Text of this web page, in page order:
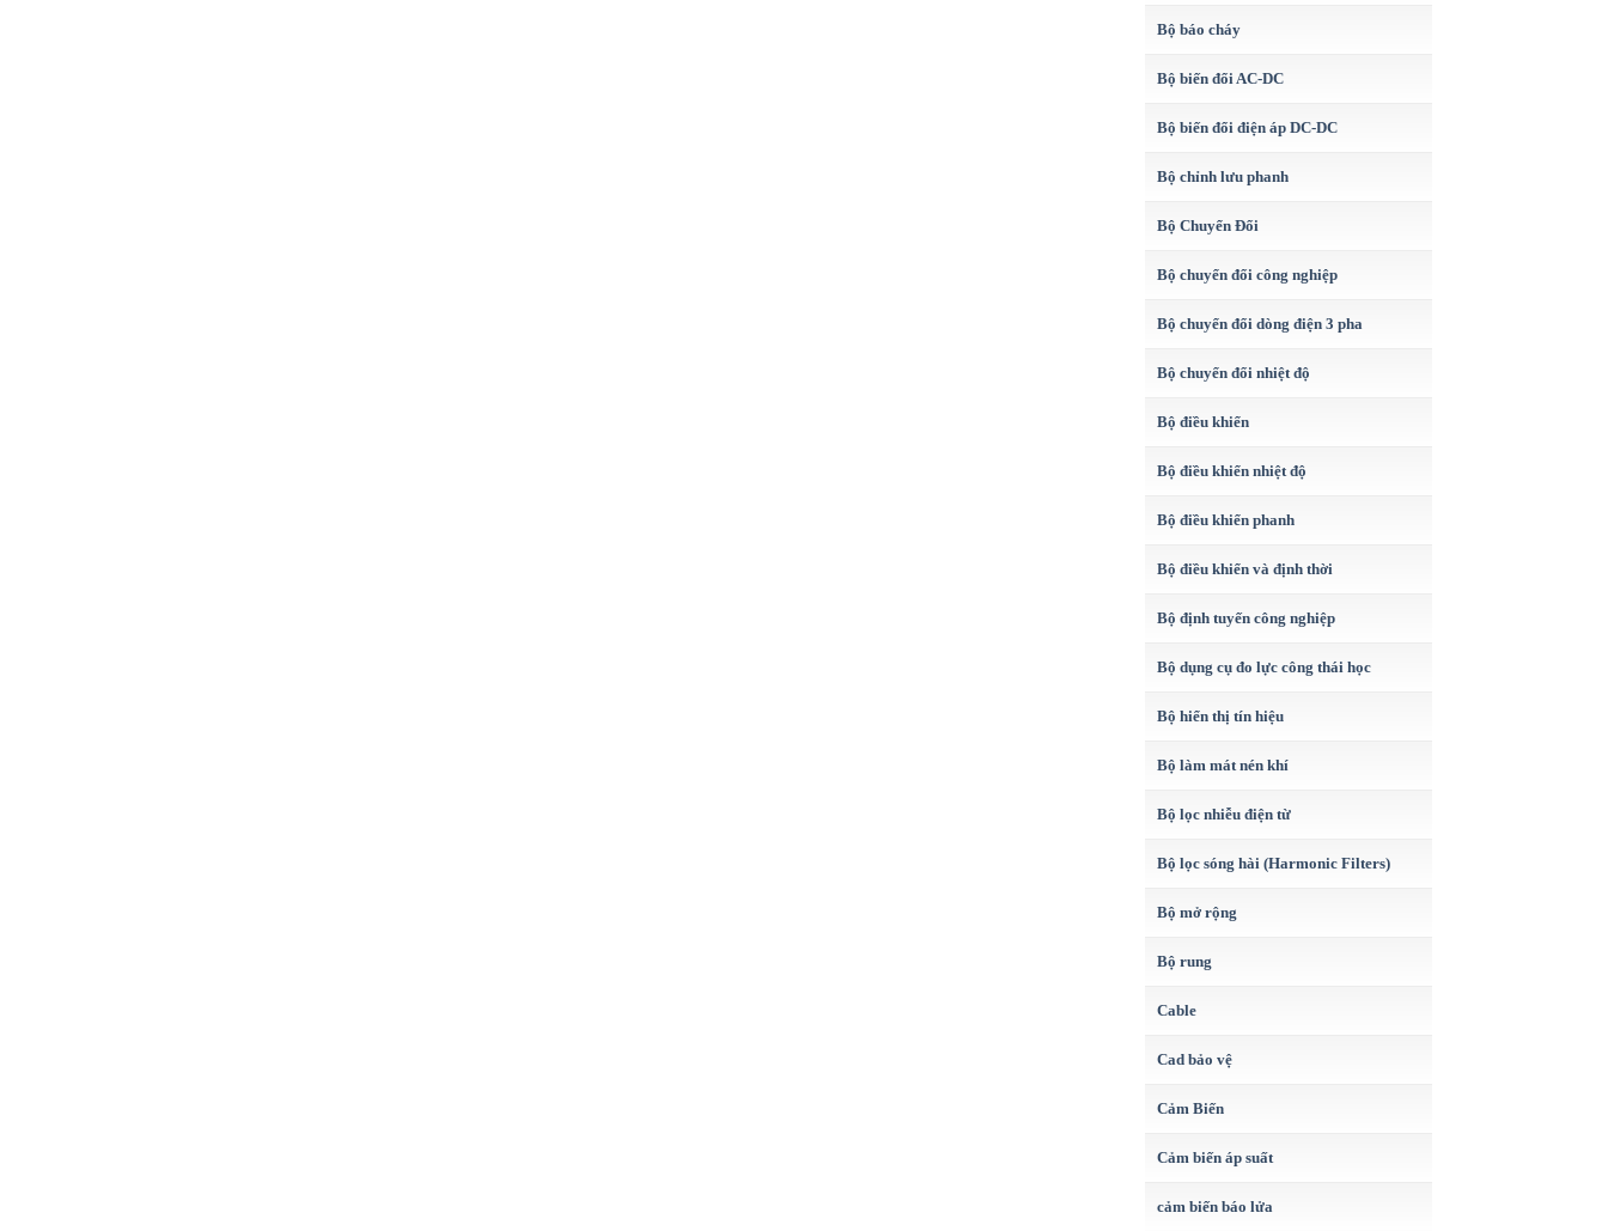
Bộ báo cháy
Bộ biến đổi AC-DC
Bộ biến đổi điện áp DC-DC
Bộ chỉnh lưu phanh
Bộ Chuyển Đổi
Bộ chuyển đổi công nghiệp
Bộ chuyển đổi dòng điện 3 pha
Bộ chuyển đổi nhiệt độ
Bộ điều khiển
Bộ điều khiển nhiệt độ
Bộ điều khiển phanh
Bộ điều khiển và định thời
Bộ định tuyến công nghiệp
Bộ dụng cụ đo lực công thái học
Bộ hiển thị tín hiệu
Bộ làm mát nén khí
Bộ lọc nhiễu điện từ
Bộ lọc sóng hài (Harmonic Filters)
Bộ mở rộng
Bộ rung
Cable
Cad bảo vệ
Cảm Biến
Cảm biến áp suất
cảm biến báo lửa